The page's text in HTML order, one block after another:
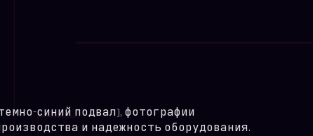
синий подвал), фотографии
и надежность оборудования.